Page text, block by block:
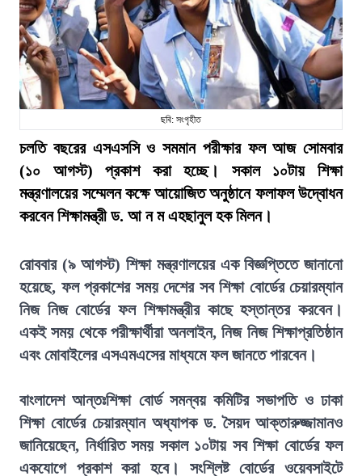
ছবি: সংগৃহীত
চলতি বছরের এসএসসি ও সমমান পরীক্ষার ফল আজ সোমবার
(১০ আগস্ট) প্রকাশ করা হচ্ছে। সকাল ১০টায় শিক্ষা
মন্ত্রণালয়ের সম্মেলন কক্ষে আয়োজিত অনুষ্ঠানে ফলাফল উদ্বোধন
করবেন শিক্ষামন্ত্রী ড. আ ন ম এহছানুল হক মিলন।
রোববার (৯ আগস্ট) শিক্ষা মন্ত্রণালয়ের এক বিজ্ঞপ্তিতে জানানো
হয়েছে, ফল প্রকাশের সময় দেশের সব শিক্ষা বোর্ডের চেয়ারম্যান
নিজ নিজ বোর্ডের ফল শিক্ষামন্ত্রীর কাছে হস্তান্তর করবেন।
একই সময় থেকে পরীক্ষার্থীরা অনলাইন, নিজ নিজ শিক্ষাপ্রতিষ্ঠান
এবং মোবাইলের এসএমএসের মাধ্যমে ফল জানতে পারবেন।
বাংলাদেশ আন্তঃশিক্ষা বোর্ড সমন্বয় কমিটির সভাপতি ও ঢাকা
শিক্ষা বোর্ডের চেয়ারম্যান অধ্যাপক ড. সৈয়দ আক্তারুজ্জামানও
জানিয়েছেন, নির্ধারিত সময় সকাল ১০টায় সব শিক্ষা বোর্ডের ফল
একযোগে প্রকাশ করা হবে। সংশ্লিষ্ট বোর্ডের ওয়েবসাইটে